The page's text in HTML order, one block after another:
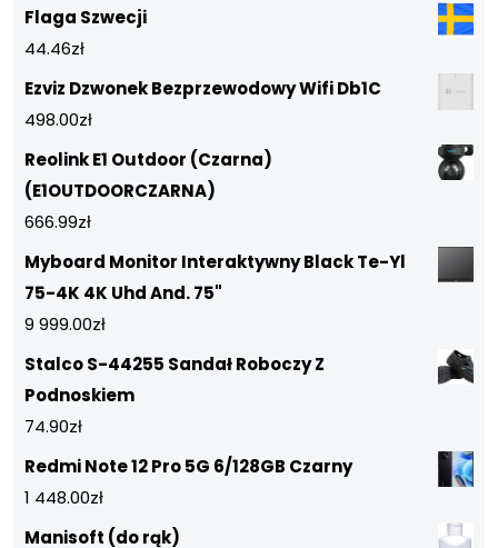
Flaga Szwecji
44.46zł
Ezviz Dzwonek Bezprzewodowy Wifi Db1C
498.00zł
Reolink E1 Outdoor (Czarna)
(E1OUTDOORCZARNA)
666.99zł
Myboard Monitor Interaktywny Black Te-Yl
75-4K 4K Uhd And. 75"
9 999.00zł
Stalco S-44255 Sandał Roboczy Z
Podnoskiem
74.90zł
Redmi Note 12 Pro 5G 6/128GB Czarny
1 448.00zł
Manisoft (do rąk)